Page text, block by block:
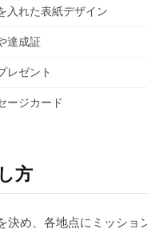
入れた表紙デザイン
達成証
レゼント
ージカード
方
決め、各地点にミッシ